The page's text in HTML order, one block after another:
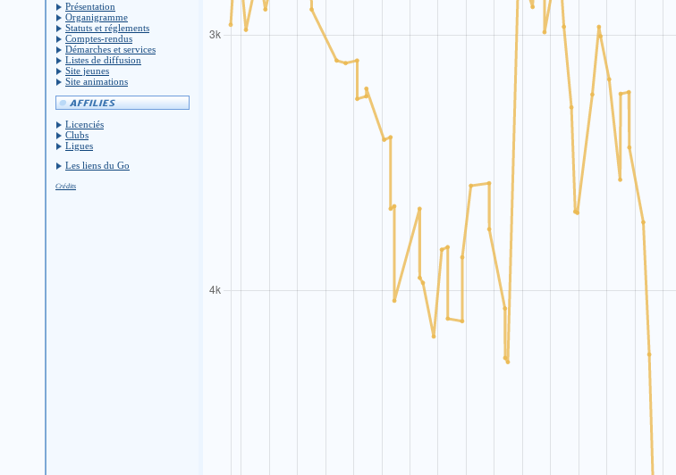
Présentation
Organigramme
Statuts et réglements
Comptes-rendus
Démarches et services
Listes de diffusion
Site jeunes
Site animations
Licenciés
Clubs
Ligues
Les liens du Go
Crédits